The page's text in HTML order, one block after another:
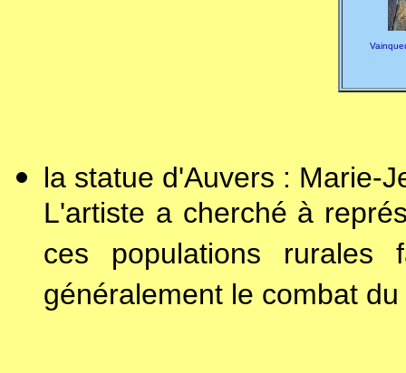
la statue d'Auvers : Marie-
L'artiste a cherché à
ces populations
généralement le combat